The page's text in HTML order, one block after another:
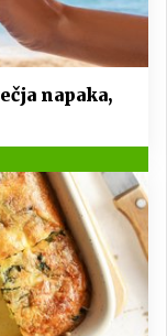
napaka,